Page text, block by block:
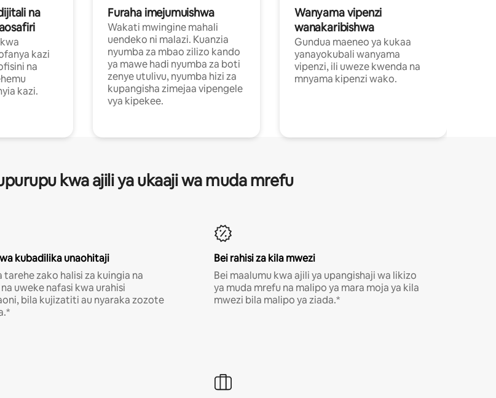
na
kazi
na
kazi.
Furaha imejumuishwa
Wakati mwingine mahali
uendeko ni malazi. Kuanzia
nyumba za mbao zilizo kando
ya mawe hadi nyumba za boti
zenye utulivu, nyumba hizi za
kupangisha zimejaa vipengele
vya kipekee.
Wanyama vipenzi
wanakaribishwa
Gundua maeneo ya kukaa
yanayokubali wanyama
vipenzi, ili uweze kwenda na
mnyama kipenzi wako.
kwa ajili ya ukaaji wa muda mrefu
kubadilika unaohitaji
tarehe zako halisi za kuingia na
uweke nafasi kwa urahisi
bila kujizatiti au nyaraka zozote
Bei rahisi za kila mwezi
Bei maalumu kwa ajili ya upangishaji wa likizo
ya muda mrefu na malipo ya mara moja ya kila
mwezi bila malipo ya ziada.*